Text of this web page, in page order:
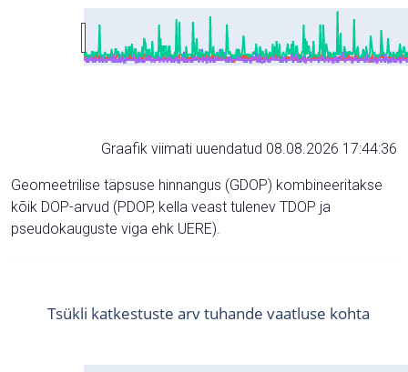
Graafik viimati uuendatud 08.08.2026 17:44:36
Geomeetrilise täpsuse hinnangus (GDOP) kombineeritakse
kõik DOP-arvud (PDOP, kella veast tulenev TDOP ja
pseudokauguste viga ehk UERE).
Tsükli katkestuste arv tuhande vaatluse kohta